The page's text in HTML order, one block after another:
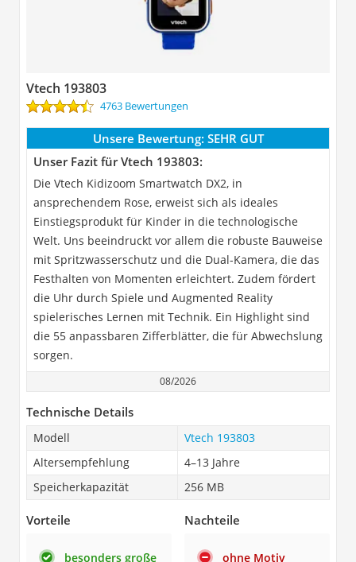
Vtech 193803
4763 Bewertungen
Unsere Bewertung: SEHR GUT
Unser Fazit für Vtech 193803:
Die Vtech Kidizoom Smartwatch DX2, in
ansprechendem Rose, erweist sich als ideales
Einstiegsprodukt für Kinder in die technologische
Welt. Uns beeindruckt vor allem die robuste Bauweise
mit Spritzwasserschutz und die Dual-Kamera, die das
Festhalten von Momenten erleichtert. Zudem fördert
die Uhr durch Spiele und Augmented Reality
spielerisches Lernen mit Technik. Ein Highlight sind
die 55 anpassbaren Zifferblätter, die für Abwechslung
sorgen.
08/2026
Technische Details
Modell
Vtech 193803
Altersempfehlung
4–13 Jahre
Speicherkapazität
256 MB
Vorteile
besonders große
Nachteile
ohne Motiv